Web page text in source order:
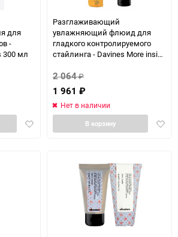
для
-
300 мл
Добавить
Разглаживающий
увлажняющий флюид для
гладкого контролируемого
стайлинга - Davines More inside
мл
2 064₽
1 961 ₽
Нет в наличии
В корзину